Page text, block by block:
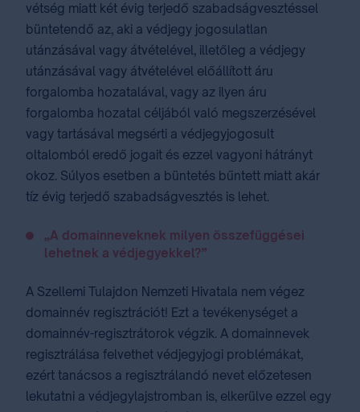
vétség miatt két évig terjedő szabadságvesztéssel
büntetendő az, aki a védjegy jogosulatlan
utánzásával vagy átvételével, illetőleg a védjegy
utánzásával vagy átvételével előállított áru
forgalomba hozatalával, vagy az ilyen áru
forgalomba hozatal céljából való megszerzésével
vagy tartásával megsérti a védjegyjogosult
oltalomból eredő jogait és ezzel vagyoni hátrányt
okoz. Súlyos esetben a büntetés bűntett miatt akár
tíz évig terjedő szabadságvesztés is lehet.
„A domainneveknek milyen összefüggései
lehetnek a védjegyekkel?”
A Szellemi Tulajdon Nemzeti Hivatala nem végez
domainnév regisztrációt! Ezt a tevékenységet a
domainnév-regisztrátorok végzik. A domainnevek
regisztrálása felvethet védjegyjogi problémákat,
ezért tanácsos a regisztrálandó nevet előzetesen
lekutatni a védjegylajstromban is, elkerülve ezzel egy